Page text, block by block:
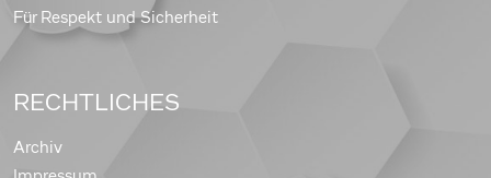
Für Respekt und Sicherheit
RECHTLICHES
Archiv